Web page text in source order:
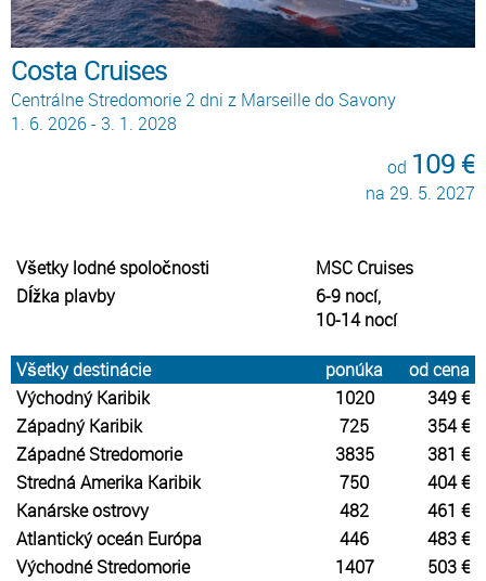
Costa Cruises
Centrálne Stredomorie 2 dni z Marseille do Savony
1. 6. 2026 - 3. 1. 2028
od 109 €
na 29. 5. 2027
Všetky lodné spoločnosti
MSC Cruises
Dĺžka plavby
6-9 nocí,
10-14 nocí
Všetky destinácie ponúka
od cena
Východný Karibik
1020
349 €
Západný Karibik
725
354 €
Západné Stredomorie
3835
381 €
Stredná Amerika Karibik
750
404 €
Kanárske ostrovy
482
461 €
Atlantický oceán Európa
446
483 €
Východné Stredomorie
1407
503 €